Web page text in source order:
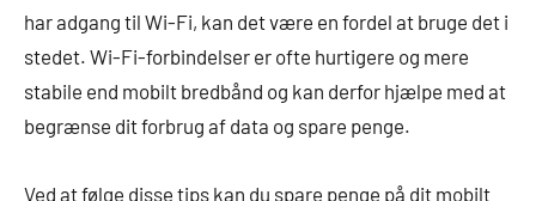
har adgang til Wi-Fi, kan det være en fordel at bruge det i
stedet. Wi-Fi-forbindelser er ofte hurtigere og mere
stabile end mobilt bredbånd og kan derfor hjælpe med at
begrænse dit forbrug af data og spare penge.
Ved at følge disse tips kan du spare penge på dit mobilt